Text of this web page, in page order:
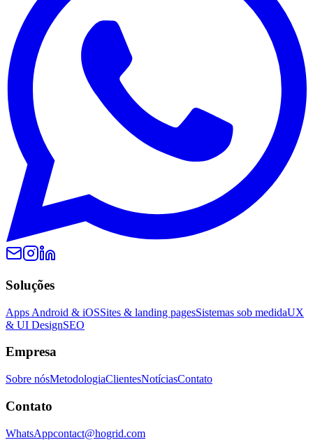
Soluções
Apps Android & iOSSites & landing pagesSistemas sob medidaUX
& UI DesignSEO
Empresa
Sobre nósMetodologiaClientesNotíciasContato
Contato
WhatsAppcontact@hogrid.com